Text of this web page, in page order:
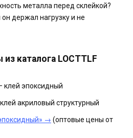
металла перед склейкой?
держал нагрузку и не
каталога LOCTTLF
клей эпоксидный
акриловый структурный
→ (оптовые цены от